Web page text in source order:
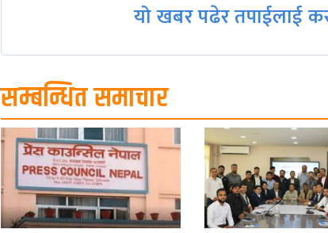
यो खबर पढेर तपाईलाई
सम्बन्धित समाचार